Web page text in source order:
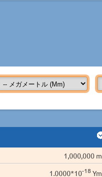
1,000,000 m
1.0000*10-18 Ym